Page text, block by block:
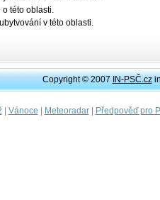
o této oblasti.
v této oblasti.
Copyright © 2007IN-PSČ.cz
| Vánoce | Meteoradar| Předpověď pro